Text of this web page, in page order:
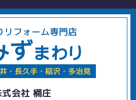
リフォーム専門店
・長久手・稲沢・多治見
会社 桶庄